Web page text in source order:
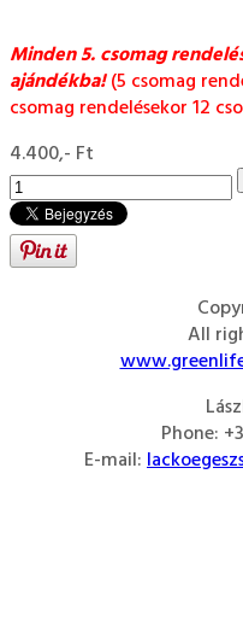
Minden 5. csomag
ajándékba!(5 csomag
csomag rendelésekor 12
4.400,- Ft
All
Phone:
E-mail: